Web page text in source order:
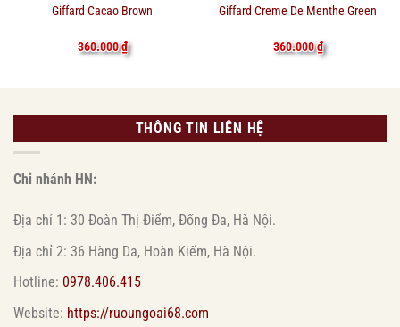
Giffard Cacao Brown
360.000₫
Giffard Creme De Menthe Green
360.000₫
THÔNG TIN LIÊN HỆ
Chi nhánh HN:
Địa chỉ 1: 30 Đoàn Thị Điểm, Đống Đa, Hà Nội.
Địa chỉ 2: 36 Hàng Da, Hoàn Kiếm, Hà Nội.
Hotline: 0978.406.415
Website: https://ruoungoai68.com